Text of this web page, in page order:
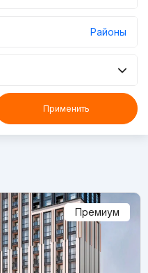
Районы
Применить
Премиум